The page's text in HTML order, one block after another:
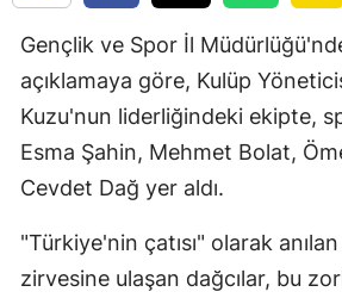
Gençlik ve Spor İl
açıklamaya göre, Kulüp
Kuzu'nun liderliğindeki ekipte,
Esma Şahin, Mehmet Bolat,
Cevdet Dağ yer aldı.
"Türkiye'nin çatısı" olarak anılan
zirvesine ulaşan dağcılar, bu